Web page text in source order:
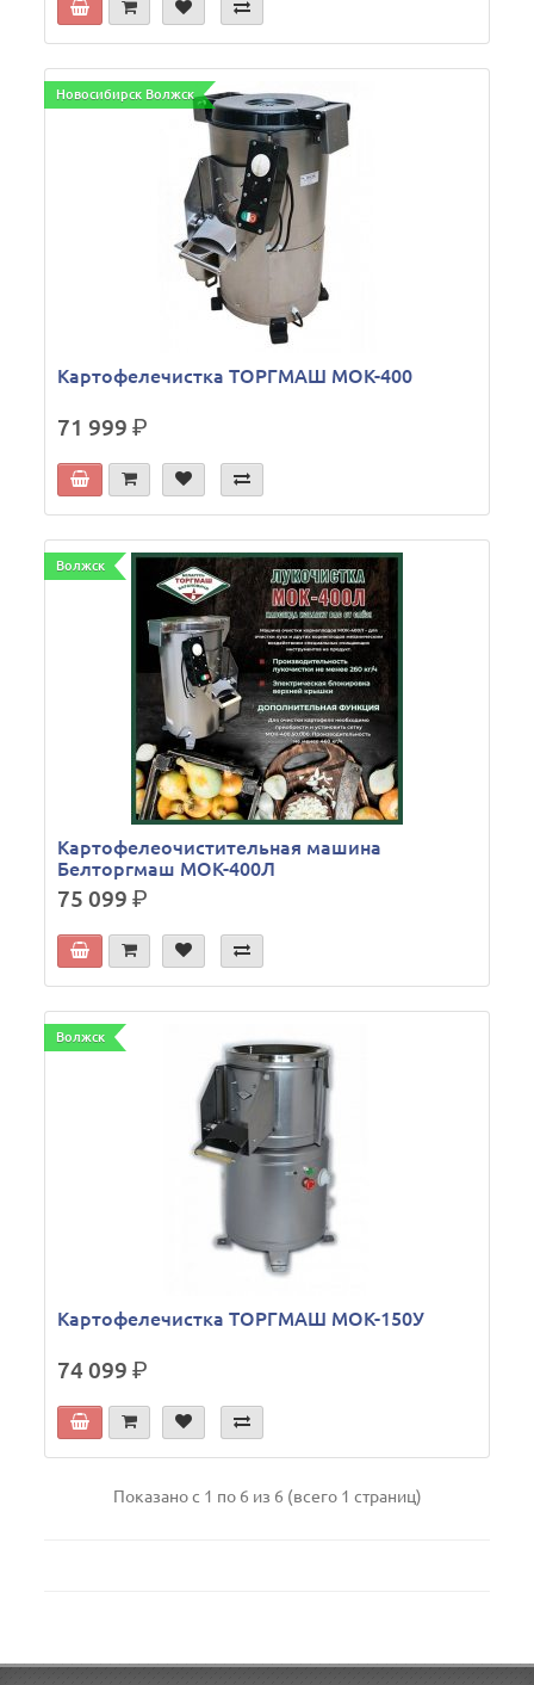
Новосибирск Волжск
Картофелечистка ТОРГМАШ МОК-400
71 999р.
Волжск
Картофелеочистительная машина
Белторгмаш МОК-400Л
75 099р.
Волжск
Картофелечистка ТОРГМАШ МОК-150У
74 099р.
Показано с 1 по 6 из 6 (всего 1 страниц)